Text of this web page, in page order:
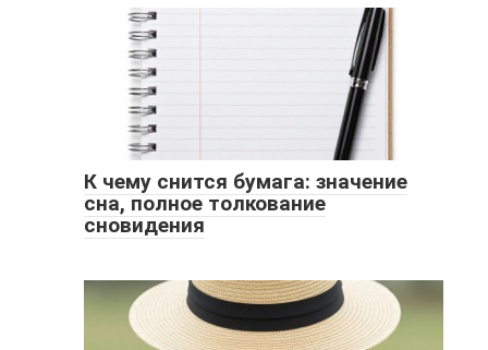
К чему снится бумага: значение
сна, полное толкование
сновидения